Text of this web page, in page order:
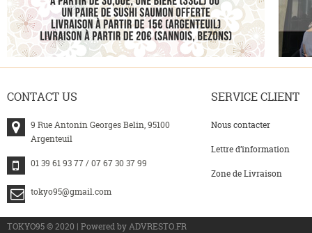
CONTACTUS
9 Rue Antonin Georges Belin, 95100
Argenteuil
01 39 61 93 77 / 07 67 30 37 99
tokyo95@gmail.com
SERVICECLIENT
Nous contacter
Lettre d’information
Zone de Livraison
TOKYO95 © 2020 | Powered by ADVRESTO.FR